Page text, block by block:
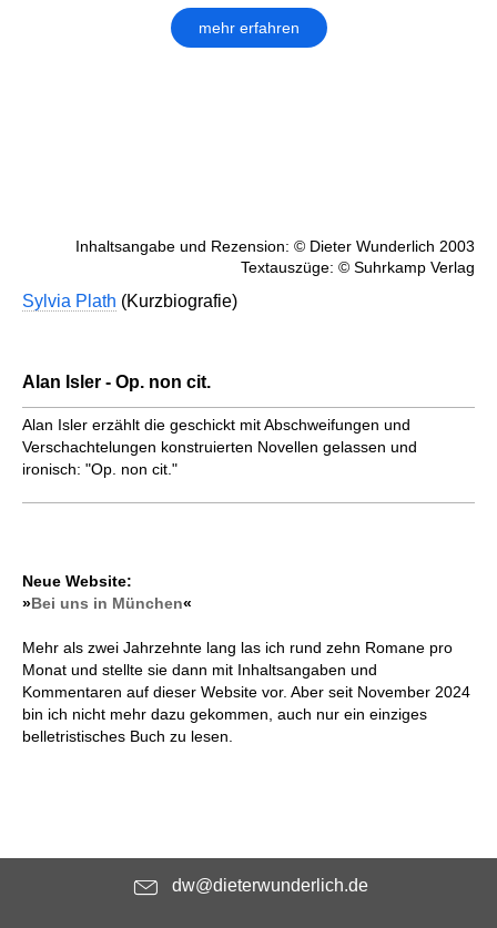
mehr erfahren
Inhaltsangabe und Rezension: © Dieter Wunderlich 2003
Textauszüge: © Suhrkamp Verlag
Sylvia Plath (Kurzbiografie)
Alan Isler - Op. non cit.
Alan Isler erzählt die geschickt mit Abschweifungen und
Verschachtelungen konstruierten Novellen gelassen und
ironisch: "Op. non cit."
Neue Website:
»Bei uns in München«
Mehr als zwei Jahrzehnte lang las ich rund zehn Romane pro
Monat und stellte sie dann mit Inhaltsangaben und
Kommentaren auf dieser Website vor. Aber seit November 2024
bin ich nicht mehr dazu gekommen, auch nur ein einziges
belletristisches Buch zu lesen.
dw@dieterwunderlich.de